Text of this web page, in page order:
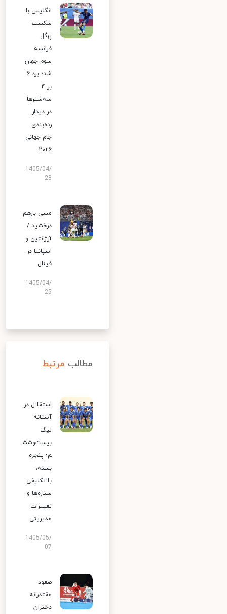
انگلیس با
شکست
پرگل
فرانسه
سوم جهان
شد؛ برد ۶
بر ۴
سه‌شیرها
در دیدار
رده‌بندی
جام جهانی
۲۰۲۶
1405/04/
28
مسی بازهم
درخشید /
آرژانتین و
اسپانیا در
فینال
1405/04/
25
مطالب مرتبط
استقلال در
آستانه
لیگ
بیست‌وشش
م؛ پنجره
بسته،
بلاتکلیفی
ستاره‌ها و
تغییرات
مدیریتی
1405/05/
07
صعود
مقتدرانه
دختران